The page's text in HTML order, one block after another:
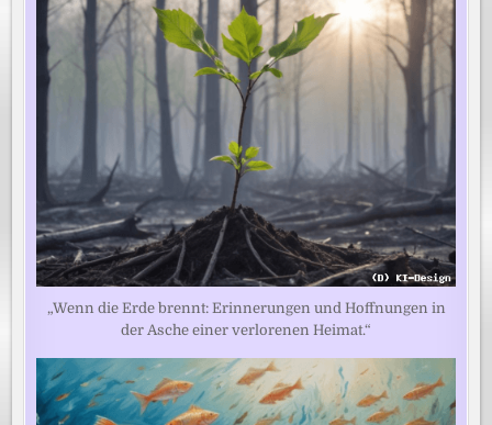
„Wenn die Erde brennt: Erinnerungen und Hoffnungen in
der Asche einer verlorenen Heimat.“